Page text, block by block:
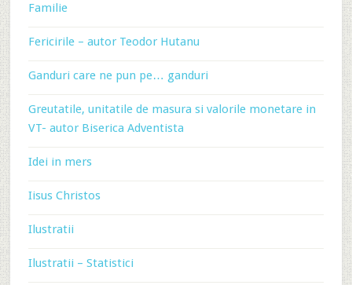
Familie
Fericirile – autor Teodor Hutanu
Ganduri care ne pun pe… ganduri
Greutatile, unitatile de masura si valorile monetare in
VT- autor Biserica Adventista
Idei in mers
Iisus Christos
Ilustratii
Ilustratii – Statistici